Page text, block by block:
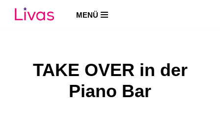
MENÜ
TAKE OVER in der
Piano Bar